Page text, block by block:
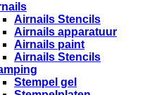
Airnails Stencils
Airnails apparatuur
Airnails paint
Airnails Stencils
Stempel gel